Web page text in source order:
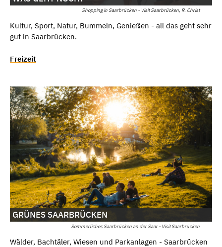
Shopping in Saarbrücken - Visit Saarbrücken, R. Christ
Kultur, Sport, Natur, Bummeln, Genießen - all das geht sehr
gut in Saarbrücken.
Freizeit
Sommerliches Saarbrücken an der Saar - Visit Saarbrücken
GRÜNES SAARBRÜCKEN
Wälder, Bachtäler, Wiesen und Parkanlagen - Saarbrücken